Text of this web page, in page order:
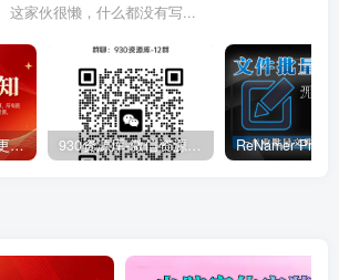
这家伙很懒，什么都没有写...
930资源库-官网停更通知-【换在线文档更新-每日更新】